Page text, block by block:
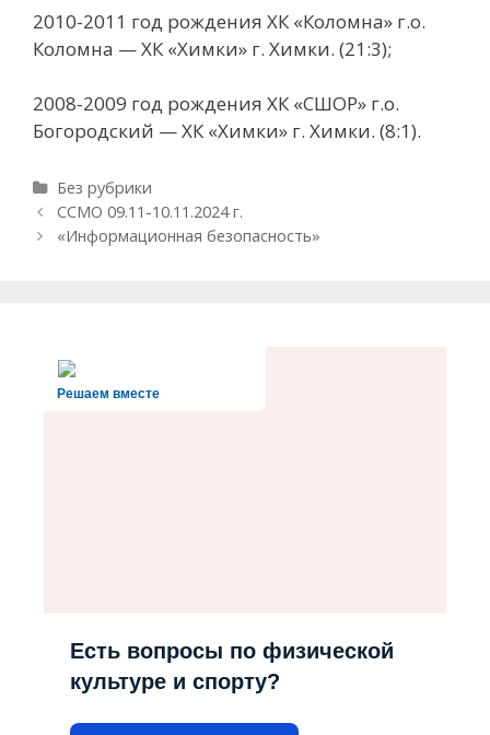
2010-2011 год рождения ХК «Коломна» г.о.
Коломна — ХК «Химки» г. Химки. (21:3);
2008-2009 год рождения ХК «СШОР» г.о.
Богородский — ХК «Химки» г. Химки. (8:1).
Рубрики
Без рубрики
Навигация
записи
ССМО 09.11-10.11.2024 г.
«Информационная безопасность»
Решаем вместе
Есть вопросы по физической
культуре и спорту?